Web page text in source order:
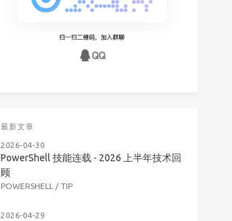
最新文章
2026-04-30
PowerShell 技能连载 - 2026 上半年技术回
顾
POWERSHELL / TIP
2026-04-29